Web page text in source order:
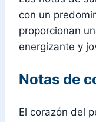
con un
proporcionan
energizante y
Notas de
El corazón del